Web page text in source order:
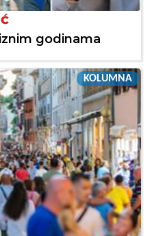
godinama
KOLUMNA